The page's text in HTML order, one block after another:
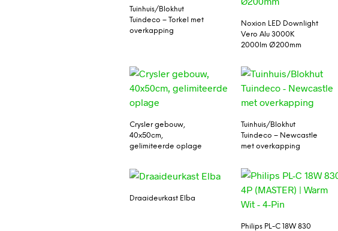
Tuinhuis/Blokhut
Tuindeco – Torkel met
overkapping
Noxion LED Downlight
Vero Alu 3000K
2000lm Ø200mm
Crysler gebouw,
40x50cm,
gelimiteerde oplage
Tuinhuis/Blokhut
Tuindeco – Newcastle
met overkapping
Draaideurkast Elba
Philips PL-C 18W 830